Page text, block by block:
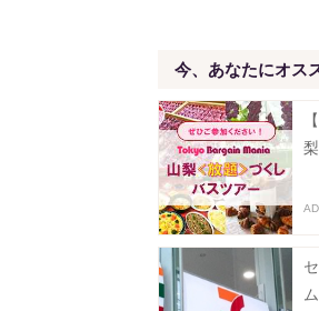
今、あなたにオス